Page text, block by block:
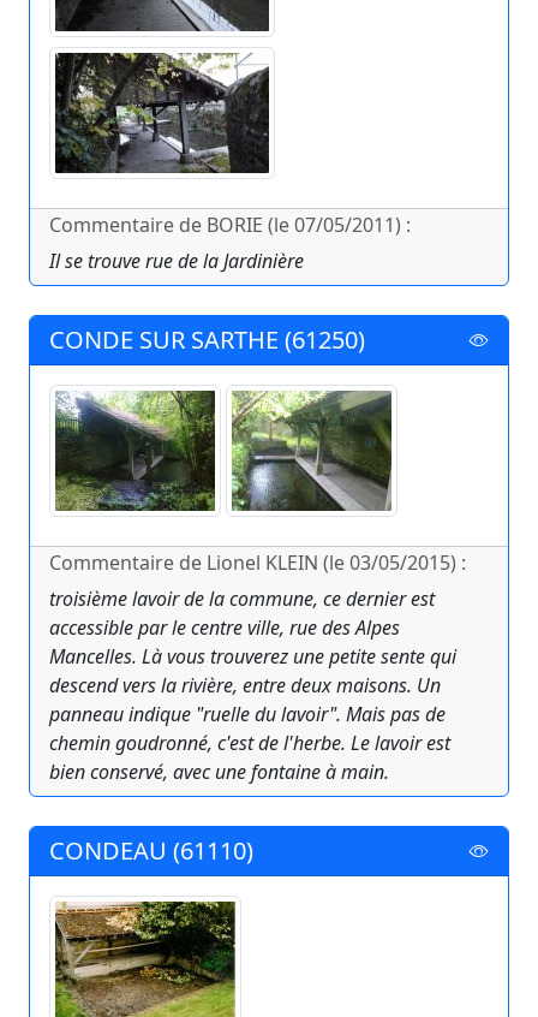
Commentaire de BORIE (le 07/05/2011) :
Il se trouve rue de la Jardinière
CONDE SUR SARTHE (61250)
Commentaire de Lionel KLEIN (le 03/05/2015) :
troisième lavoir de la commune, ce dernier est
accessible par le centre ville, rue des Alpes
Mancelles. Là vous trouverez une petite sente qui
descend vers la rivière, entre deux maisons. Un
panneau indique "ruelle du lavoir". Mais pas de
chemin goudronné, c'est de l'herbe. Le lavoir est
bien conservé, avec une fontaine à main.
CONDEAU (61110)